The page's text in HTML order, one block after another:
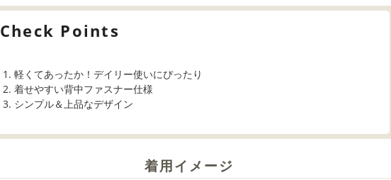
Check Points
軽くてあったか！デイリー使いにぴったり
着せやすい背中ファスナー仕様
シンプル＆上品なデザイン
着用イメージ